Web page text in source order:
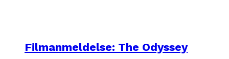
Filmanmeldelse: The Odyssey